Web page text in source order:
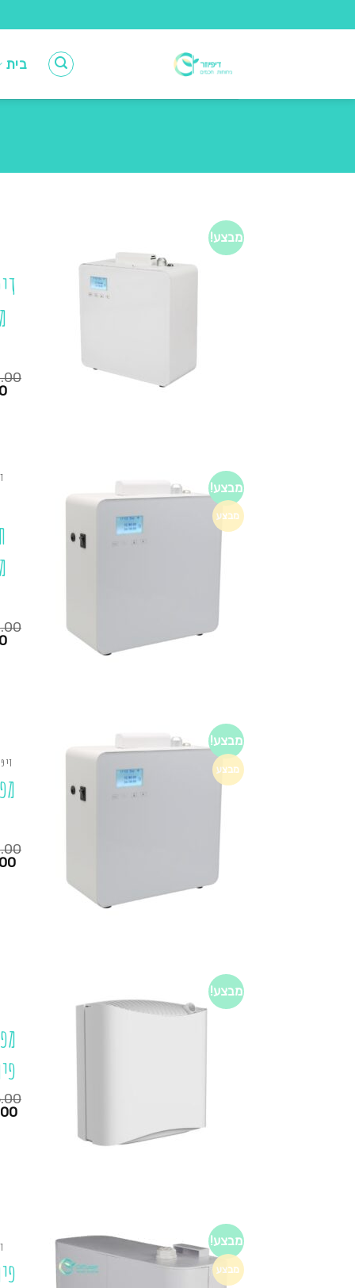
to
בית
מבצע!
המחיר
מבצע!
מבצע
המחיר
מבצע!
מבצע
המחיר
מבצע!
המחיר
מבצע!
מבצע